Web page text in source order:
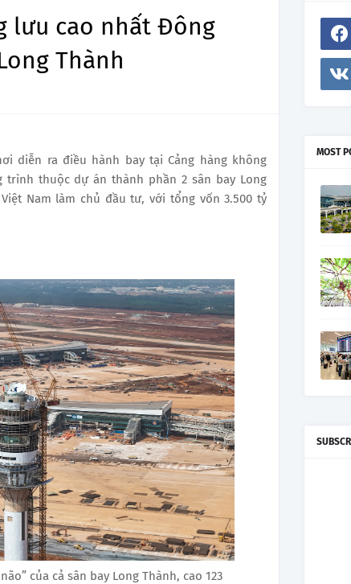
lưu cao nhất Đông
Thành
diễn ra điều hành bay tại Cảng hàng không
trình thuộc dự án thành phần 2 sân bay Long
Nam làm chủ đầu tư, với tổng vốn 3.500 tỷ
của cả sân bay Long Thành, cao 123
MOST